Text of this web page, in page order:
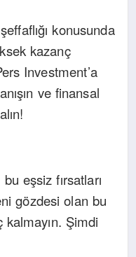
konusunda
kazanç
Investment’a
ve finansal
eşsiz fırsatları
gözdesi olan bu
Şimdi